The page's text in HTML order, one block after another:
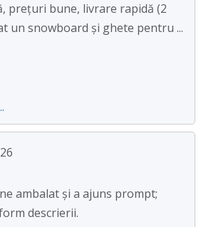
prețuri bune, livrare rapidă (2
un snowboard și ghete pentru ...
ambalat și a ajuns prompt;
descrierii.